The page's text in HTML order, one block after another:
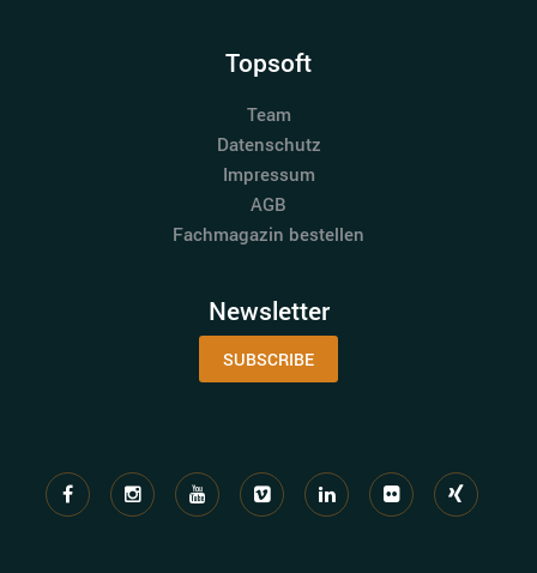
Topsoft
Team
Datenschutz
Impressum
AGB
Fachmagazin bestellen
Newsletter
SUBSCRIBE